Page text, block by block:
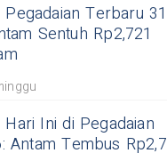
Terbaru 31
Sentuh Rp2,721
Ini di Pegadaian
Antam Tembus Rp2,7